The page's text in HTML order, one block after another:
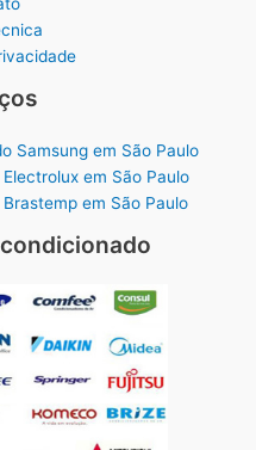
Samsung em São Paulo
em São Paulo
em São Paulo